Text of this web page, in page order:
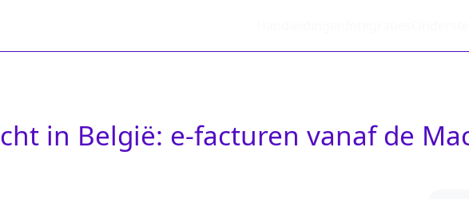
in België: e-facturen vanaf de